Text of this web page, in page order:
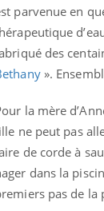
parvenue en
des
».
la mère
ne peut pas
de corde à
dans la
pas de la